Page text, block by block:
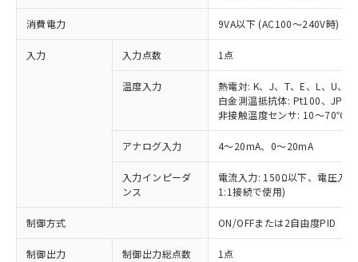
消費電力 9VA以下 (AC100～240V時)
入力 入力点数 1点
温度入力
熱電対: K、J、T、E、L、U、
白金測温抵抗体: Pt100、
非接触温度センサ: 10～70℃
アナログ入力 4～20mA、0～20mA
入力インピーダ
ンス
電流入力: 150Ω以下、電圧入
1:1接続で使用)
制御方式 ON/OFFまたは2自由度PID（
制御出力 制御出力総点数 1点